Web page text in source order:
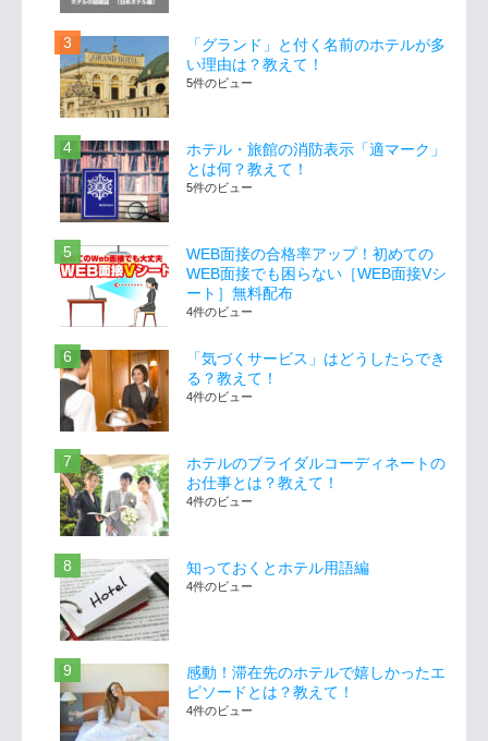
「グランド」と付く名前のホテルが多
い理由は？教えて！
5件のビュー
ホテル・旅館の消防表示「適マーク」
とは何？教えて！
5件のビュー
WEB面接の合格率アップ！初めての
WEB面接でも困らない［WEB面接Vシ
ート］無料配布
4件のビュー
「気づくサービス」はどうしたらでき
る？教えて！
4件のビュー
ホテルのブライダルコーディネートの
お仕事とは？教えて！
4件のビュー
知っておくとホテル用語編
4件のビュー
感動！滞在先のホテルで嬉しかったエ
ピソードとは？教えて！
4件のビュー